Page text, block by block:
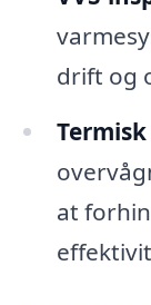
drift og
at